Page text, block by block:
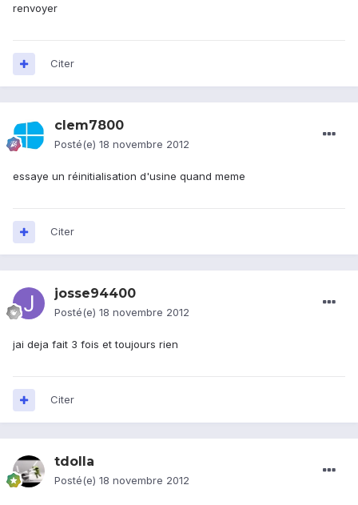
renvoyer
Citer
clem7800
Posté(e) 18 novembre 2012
essaye un réinitialisation d'usine quand meme
Citer
josse94400
Posté(e) 18 novembre 2012
jai deja fait 3 fois et toujours rien
Citer
tdolla
Posté(e) 18 novembre 2012